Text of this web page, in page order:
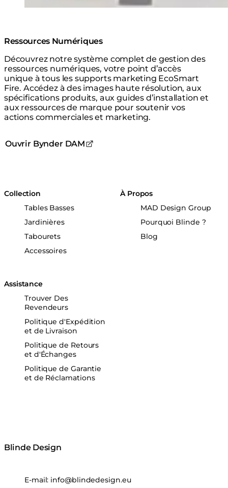
Ressources Numériques
Découvrez notre système complet de gestion des
ressources numériques, votre point d’accès
unique à tous les supports marketing EcoSmart
Fire. Accédez à des images haute résolution, aux
spécifications produits, aux guides d’installation et
aux ressources de marque pour soutenir vos
actions commerciales et marketing.
Ouvrir Bynder DAM
Collection
Tables Basses
Jardinières
Tabourets
Accessoires
À Propos
MAD Design Group
Pourquoi Blinde ?
Blog
Assistance
Trouver Des
Revendeurs
Politique d'Expédition
et de Livraison
Politique de Retours
et d'Échanges
Politique de Garantie
et de Réclamations
Blinde Design
E-mail: info@blindedesign.eu